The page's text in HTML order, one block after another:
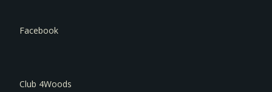
Facebook
Club 4Woods